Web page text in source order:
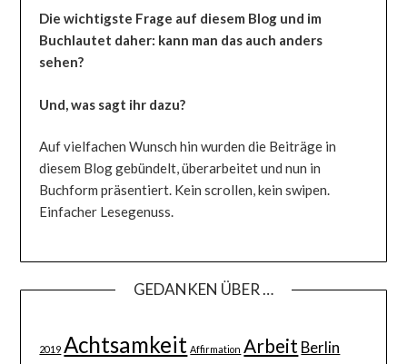
Die wichtigste Frage auf diesem Blog und im
Buchlautet daher: kann man das auch anders
sehen?
Und, was sagt ihr dazu?
Auf vielfachen Wunsch hin wurden die Beiträge in
diesem Blog gebündelt, überarbeitet und nun in
Buchform präsentiert. Kein scrollen, kein swipen.
Einfacher Lesegenuss.
GEDANKEN ÜBER …
2019 Achtsamkeit Affirmation Arbeit Berlin